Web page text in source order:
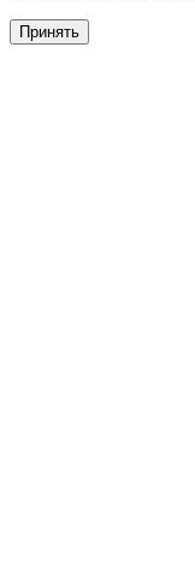
Принять